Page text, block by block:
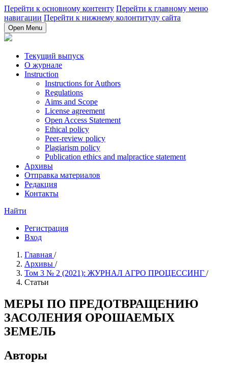
Перейти к основному контенту Перейти к главному меню
навигации Перейти к нижнему колонтитулу сайта
Open Menu
Текущий выпуск
О журнале
Instruction
Instructions for Authors
Regulations
Aims and Scope
License agreement
Open Access Statement
Ethical policy
Peer-review policy
Plagiarism policy
Publication ethics and malpractice statement
Архивы
Отправка материалов
Редакция
Контакты
Найти
Регистрация
Вход
Главная /
Архивы /
Том 3 № 2 (2021): ЖУРНАЛ АГРО ПРОЦЕССИНГ /
Статьи
МЕРЫ ПО ПРЕДОТВРАЩЕНИЮ
ЗАСОЛЕНИЯ ОРОШАЕМЫХ
ЗЕМЕЛЬ
Авторы